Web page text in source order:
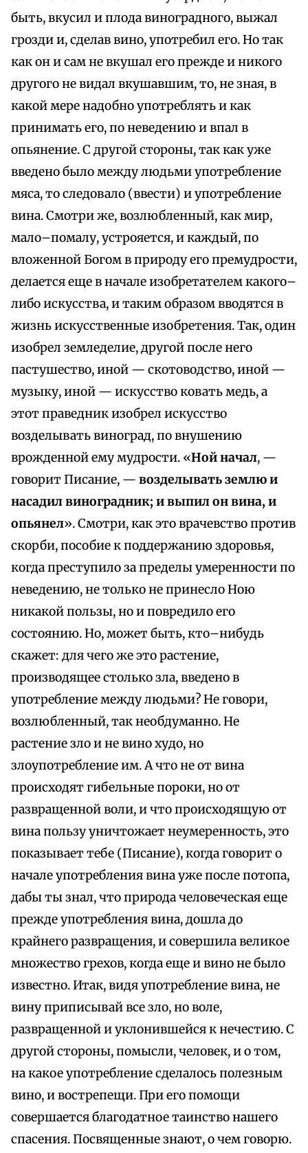
быть, вкусил и плода виноградного, выжал
грозди и, сделав вино, употребил его. Но так
как он и сам не вкушал его прежде и никого
другого не видал вкушавшим, то, не зная, в
какой мере надобно употреблять и как
принимать его, по неведению и впал в
опьянение. С другой стороны, так как уже
введено было между людьми употребление
мяса, то следовало (ввести) и употребление
вина. Смотри же, возлюбленный, как мир,
мало–помалу, устрояется, и каждый, по
вложенной Богом в природу его премудрости,
делается еще в начале изобретателем какого–
либо искусства, и таким образом вводятся в
жизнь искусственные изобретения. Так, один
изобрел земледелие, другой после него
пастушество, иной — скотоводство, иной —
музыку, иной — искусство ковать медь, а
этот праведник изобрел искусство
возделывать виноград, по внушению
врожденной ему мудрости. «Ной начал, —
говорит Писание, — возделывать землю и
насадил виноградник; и выпил он вина, и
опьянел». Смотри, как это врачевство против
скорби, пособие к поддержанию здоровья,
когда преступило за пределы умеренности по
неведению, не только не принесло Ною
никакой пользы, но и повредило его
состоянию. Но, может быть, кто–нибудь
скажет: для чего же это растение,
производящее столько зла, введено в
употребление между людьми? Не говори,
возлюбленный, так необдуманно. Не
растение зло и не вино худо, но
злоупотребление им. А что не от вина
происходят гибельные пороки, но от
развращенной воли, и что происходящую от
вина пользу уничтожает неумеренность, это
показывает тебе (Писание), когда говорит о
начале употребления вина уже после потопа,
дабы ты знал, что природа человеческая еще
прежде употребления вина, дошла до
крайнего развращения, и совершила великое
множество грехов, когда еще и вино не было
известно. Итак, видя употребление вина, не
вину приписывай все зло, но воле,
развращенной и уклонившейся к нечестию. С
другой стороны, помысли, человек, и о том,
на какое употребление сделалось полезным
вино, и вострепещи. При его помощи
совершается благодатное таинство нашего
спасения. Посвященные знают, о чем говорю.